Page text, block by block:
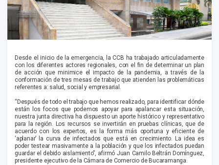
Desde el inicio de la emergencia, la CCB ha trabajado articuladamente
con los diferentes actores regionales, con el fin de determinar un plan
de acción que minimice el impacto de la pandemia, a través de la
conformación de tres mesas de trabajo que atienden las problemáticas
referentes a: salud, social y empresarial.
“Después de todo el trabajo que hemos realizado, para identificar dónde
están los focos que podemos apoyar para apalancar esta situación,
nuestra junta directiva ha dispuesto un aporte histórico y representativo
para la región. Los recursos se invertirán en pruebas clínicas, que de
acuerdo con los expertos, es la forma más oportuna y eficiente de
‘aplanar’ la curva de infectados que está en crecimiento. La idea es
poder testear masivamente a la población y que los infectados puedan
guardar el debido aislamiento”, afirmó Juan Camilo Beltrán Domínguez,
presidente ejecutivo de la Cámara de Comercio de Bucaramanga.